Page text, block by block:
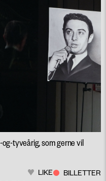
tyveårig, som gerne vil
LIKE BILLETTER